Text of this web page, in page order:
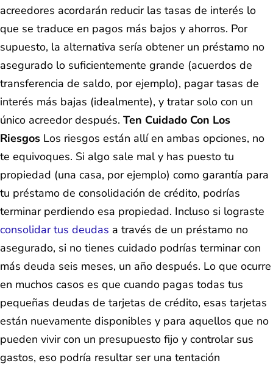
acreedores acordarán reducir las tasas de interés lo
que se traduce en pagos más bajos y ahorros. Por
supuesto, la alternativa sería obtener un préstamo no
asegurado lo suficientemente grande (acuerdos de
transferencia de saldo, por ejemplo), pagar tasas de
interés más bajas (idealmente), y tratar solo con un
único acreedor después. Ten Cuidado Con Los
Riesgos Los riesgos están allí en ambas opciones, no
te equivoques. Si algo sale mal y has puesto tu
propiedad (una casa, por ejemplo) como garantía para
tu préstamo de consolidación de crédito, podrías
terminar perdiendo esa propiedad. Incluso si lograste
consolidar tus deudas a través de un préstamo no
asegurado, si no tienes cuidado podrías terminar con
más deuda seis meses, un año después. Lo que ocurre
en muchos casos es que cuando pagas todas tus
pequeñas deudas de tarjetas de crédito, esas tarjetas
están nuevamente disponibles y para aquellos que no
pueden vivir con un presupuesto fijo y controlar sus
gastos, eso podría resultar ser una tentación